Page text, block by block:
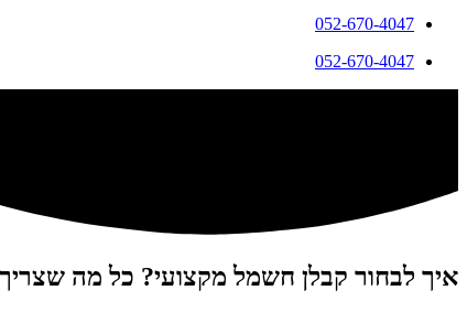
052-670-4047
052-670-4047
איך לבחור קבלן חשמל מקצועי? כל מה